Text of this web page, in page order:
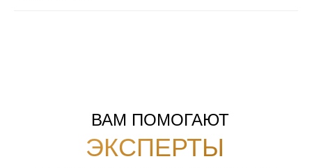
ЭКСПЕРТЫ
ВАМ ПОМОГАЮТ